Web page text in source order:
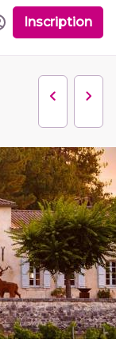
Inscription